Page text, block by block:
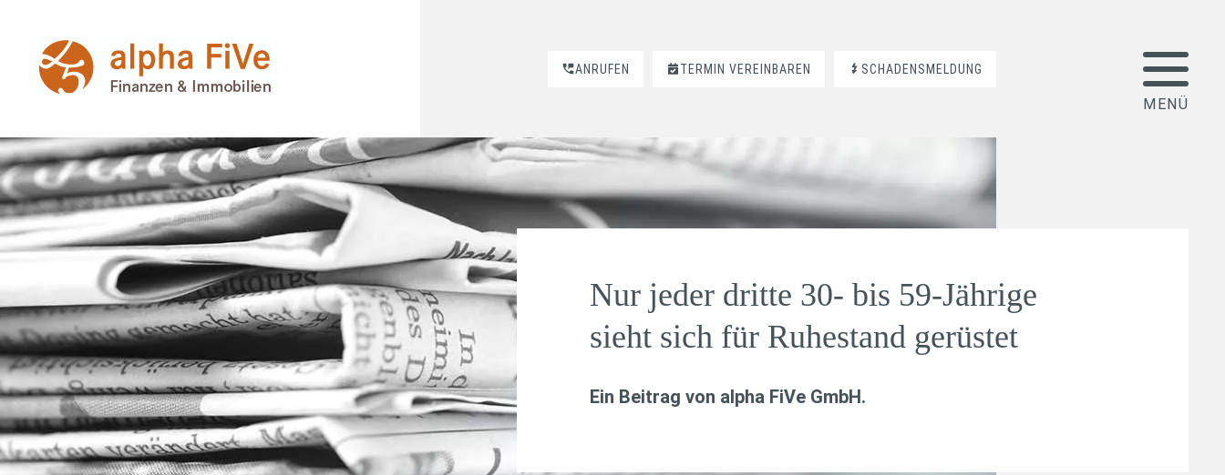
ANRUFEN TERMIN VEREINBAREN SCHADENSMELDUNG
Nur jeder dritte 30- bis 59-Jährige
sieht sich für Ruhestand gerüstet
Ein Beitrag von alpha FiVe GmbH.